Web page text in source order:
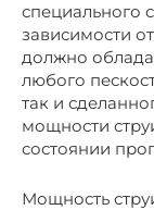
специального
зависимости
должно
любого
так и
мощности
состоянии
Мощность